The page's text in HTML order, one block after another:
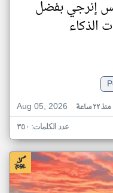
إنرجي بفضل
الذكاء
Aug 05, 2026
منذ ٢٢ ساعة
عدد الكلمات: ٣٥٠